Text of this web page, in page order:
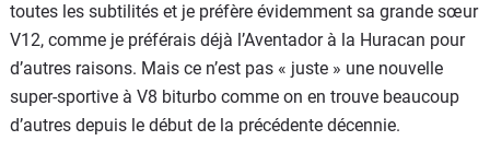
toutes les subtilités et je préfère évidemment sa grande sœur
V12, comme je préférais déjà l’Aventador à la Huracan pour
d’autres raisons. Mais ce n’est pas « juste » une nouvelle
super-sportive à V8 biturbo comme on en trouve beaucoup
d’autres depuis le début de la précédente décennie.